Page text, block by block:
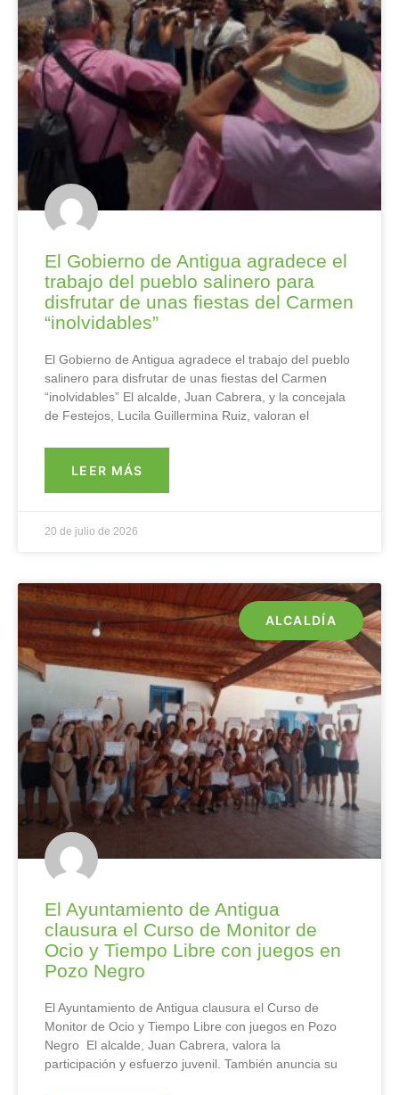
El Gobierno de Antigua agradece el
trabajo del pueblo salinero para
disfrutar de unas fiestas del Carmen
“inolvidables”
El Gobierno de Antigua agradece el trabajo del pueblo
salinero para disfrutar de unas fiestas del Carmen
“inolvidables” El alcalde, Juan Cabrera, y la concejala
de Festejos, Lucila Guillermina Ruiz, valoran el
LEER MÁS
20 de julio de 2026
ALCALDÍA
El Ayuntamiento de Antigua
clausura el Curso de Monitor de
Ocio y Tiempo Libre con juegos en
Pozo Negro
El Ayuntamiento de Antigua clausura el Curso de
Monitor de Ocio y Tiempo Libre con juegos en Pozo
Negro El alcalde, Juan Cabrera, valora la
participación y esfuerzo juvenil. También anuncia su